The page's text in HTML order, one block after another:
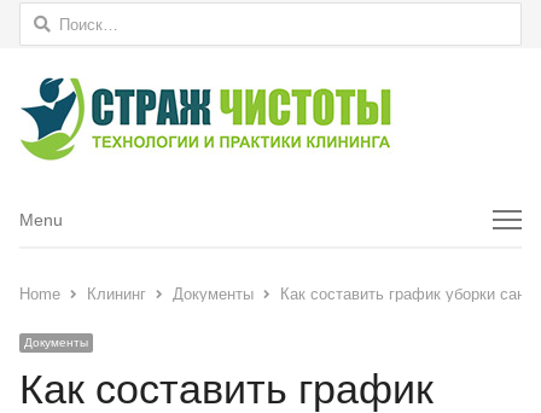
Найти:
Menu
Menu
Home Клининг Документы Как составить график уборки
Документы
Как составить график